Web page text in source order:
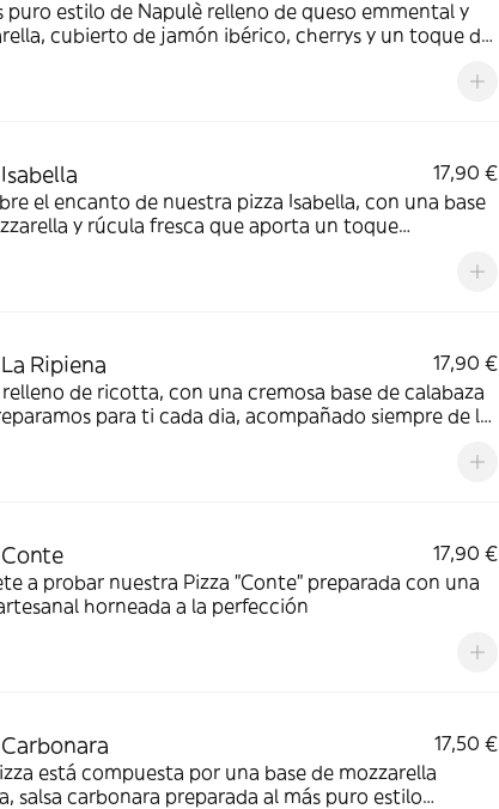
y sabroso. La pizza Albano es una experiencia
que satisfará todos tus sentidos. ¡Disfruta de esta
puro estilo de Napulè relleno de queso emmental y
cubierto de jamón ibérico, cherrys y un toque de
17,90 €
el encanto de nuestra pizza Isabella, con una base
y rúcula fresca que aporta un toque
intensidad de sabor que se mezcla a la perfección
Ripiena
17,90 €
de ricotta, con una cremosa base de calabaza
para ti cada dia, acompañado siempre de la
17,90 €
a probar nuestra Pizza "Conte" preparada con una
horneada a la perfección
17,50 €
está compuesta por una base de mozzarella
salsa carbonara preparada al más puro estilo